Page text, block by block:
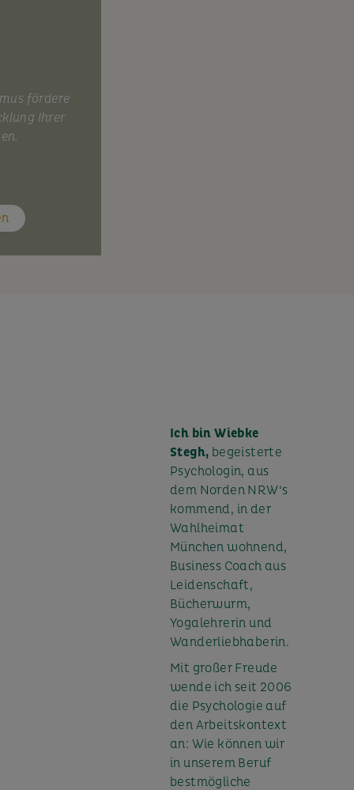
fördere
Ihrer
Ich bin Wiebke
Stegh, begeisterte
Psychologin, aus
dem Norden NRW‘s
kommend, in der
Wahlheimat
München wohnend,
Business Coach aus
Leidenschaft,
Bücherwurm,
Yogalehrerin und
Wanderliebhaberin.
Mit großer Freude
wende ich seit 2006
die Psychologie auf
den Arbeitskontext
an: Wie können wir
in unserem Beruf
bestmögliche